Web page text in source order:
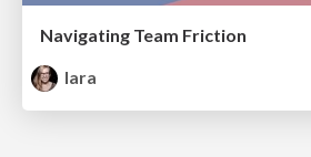
Navigating Team Friction
lara